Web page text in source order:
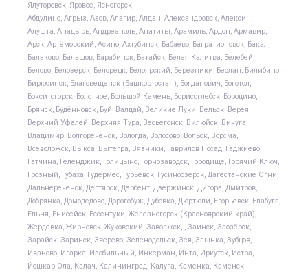
Ялуторовск, Яровое, Ясногорск,
Абдулино, Агрыз, Азов, Алагир, Алдан, Александровск, Алексин,
Алушта, Анадырь, Андреаполь, Апатиты, Арамиль, Ардон, Армавир,
Арск, Артёмовский, Асино, Ахтубинск, Бабаево, Багратионовск, Бакал,
Балаково, Балашов, Барабинск, Батайск, Белая Калитва, Белебей,
Белово, Белозерск, Белорецк, Белоярский, Березники, Беслан, Билибино,
Бирюсинск, Благовещенск (Башкортостан), Богданович, Боготол,
Бокситогорск, Болотное, Большой Камень, Борисоглебск, Бородино,
Брянск, Будённовск, Буй, Валдай, Великие Луки, Вельск, Верея,
Верхний Уфалей, Верхняя Тура, Весьегонск, Вилюйск, Вичуга,
Владимир, Волгореченск, Вологда, Волосово, Вольск, Ворсма,
Всеволожск, Выкса, Вытегра, Вязники, Гаврилов Посад, Гаджиево,
Гатчина, Геленджик, Голицыно, Горнозаводск, Городище, Горячий Ключ,
Грозный, Губаха, Гудермес, Гурьевск, Гусиноозёрск, Дагестанские Огни,
Дальнереченск, Дегтярск, Дербент, Дзержинск, Дигора, Дмитров,
Добрянка, Домодедово, Дорогобуж, Дубовка, Дюртюли, Егорьевск, Елабуга,
Ельня, Енисейск, Ессентуки, Железногорск (Красноярский край),
Жердевка, Жирновск, Жуковский, Заволжск, , Заинск, Заозёрск,
Зарайск, Заринск, Зверево, Зеленодольск, Зея, Злынка, Зубцов,
Иваново, Игарка, Изобильный, Инкерман, Инта, Иркутск, Истра,
Йошкар-Ола, Калач, Калининград, Калуга, Каменка, Каменск-